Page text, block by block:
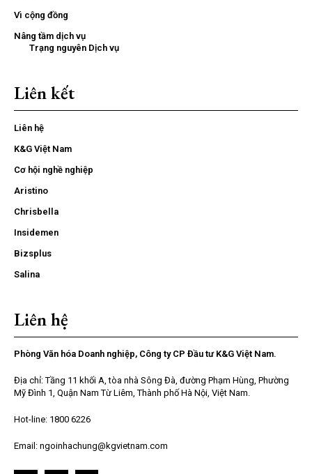
Vì cộng đồng
Nâng tầm dịch vụ
Trạng nguyên Dịch vụ
Liên kết
Liên hệ
K&G Việt Nam
Cơ hội nghề nghiệp
Aristino
Chrisbella
Insidemen
Bizsplus
Salina
Liên hệ
Phòng Văn hóa Doanh nghiệp, Công ty CP Đầu tư K&G Việt Nam.
Địa chỉ: Tầng 11 khối A, tòa nhà Sông Đà, đường Phạm Hùng, Phường
Mỹ Đình 1, Quận Nam Từ Liêm, Thành phố Hà Nội, Việt Nam.
Hot-line: 1800 6226
Email: ngoinhachung@kgvietnam.com